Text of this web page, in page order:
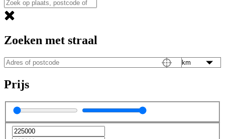
Zoeken met straal
Prijs